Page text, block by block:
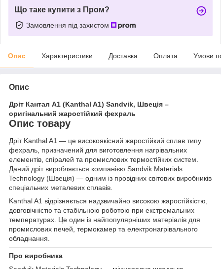
Що таке купити з Пром?
Замовлення під захистом
Опис Характеристики Доставка Оплата Умови
Опис
Дріт Кантал A1 (Kanthal A1) Sandvik, Швеція –
оригінальний жаростійкий фехраль
Опис товару
Дріт Kanthal A1 — це високоякісний жаростійкий сплав типу
фехраль, призначений для виготовлення нагрівальних
елементів, спіралей та промислових термостійких систем.
Даний дріт виробляється компанією Sandvik Materials
Technology (Швеція) — одним із провідних світових виробників
спеціальних металевих сплавів.
Kanthal A1 відрізняється надзвичайно високою жаростійкістю,
довговічністю та стабільною роботою при екстремальних
температурах. Це один із найпопулярніших матеріалів для
промислових печей, термокамер та електронагрівального
обладнання.
Про виробника